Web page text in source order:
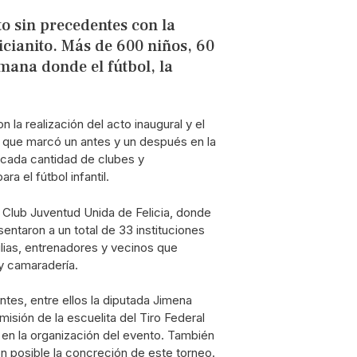
sin precedentes con la
Más de 600 niños, 60
donde el fútbol, la
la realización del acto inaugural y el
marcó un antes y un después en la
cantidad de clubes y
el fútbol infantil.
Juventud Unida de Felicia, donde
a un total de 33 instituciones
entrenadores y vecinos que
camaradería.
entre ellos la diputada Jimena
de la escuelita del Tiro Federal
la organización del evento. También
posible la concreción de este torneo.